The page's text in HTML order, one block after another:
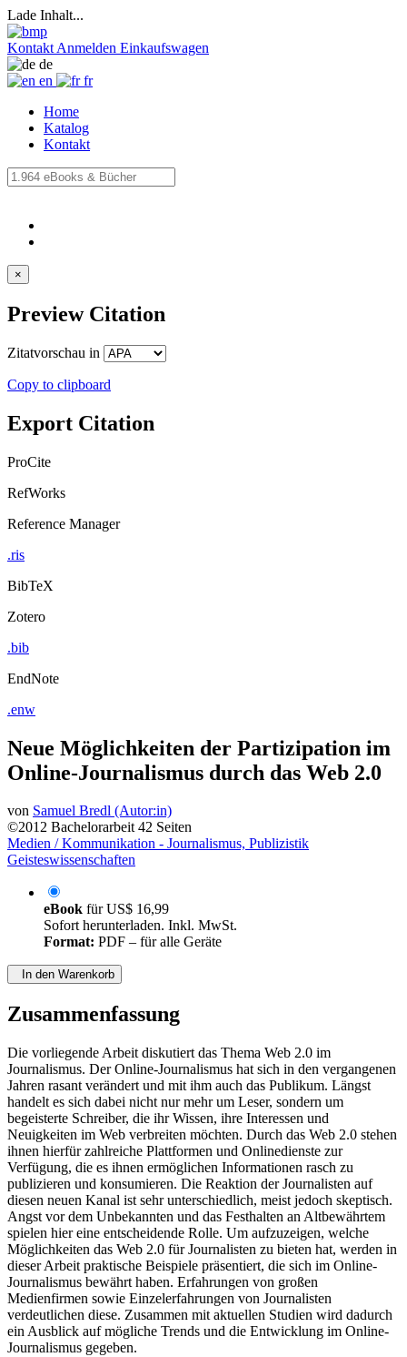
Lade Inhalt...
Kontakt Anmelden Einkaufswagen
de
en
fr
Home
Katalog
Kontakt
×
Preview Citation
Zitatvorschau in
Copy to clipboard
Export Citation
ProCite
RefWorks
Reference Manager
.ris
BibTeX
Zotero
.bib
EndNote
.enw
Neue Möglichkeiten der Partizipation im
Online-Journalismus durch das Web 2.0
von Samuel Bredl (Autor:in)
©2012 Bachelorarbeit 42 Seiten
Medien / Kommunikation - Journalismus, Publizistik
Geisteswissenschaften
eBook fürUS$ 16,99
Sofort herunterladen. Inkl. MwSt.
Format: PDF – für alle Geräte
In den Warenkorb
Zusammenfassung
Die vorliegende Arbeit diskutiert das Thema Web 2.0 im
Journalismus. Der Online-Journalismus hat sich in den vergangenen
Jahren rasant verändert und mit ihm auch das Publikum. Längst
handelt es sich dabei nicht nur mehr um Leser, sondern um
begeisterte Schreiber, die ihr Wissen, ihre Interessen und
Neuigkeiten im Web verbreiten möchten. Durch das Web 2.0 stehen
ihnen hierfür zahlreiche Plattformen und Onlinedienste zur
Verfügung, die es ihnen ermöglichen Informationen rasch zu
publizieren und konsumieren. Die Reaktion der Journalisten auf
diesen neuen Kanal ist sehr unterschiedlich, meist jedoch skeptisch.
Angst vor dem Unbekannten und das Festhalten an Altbewährtem
spielen hier eine entscheidende Rolle. Um aufzuzeigen, welche
Möglichkeiten das Web 2.0 für Journalisten zu bieten hat, werden in
dieser Arbeit praktische Beispiele präsentiert, die sich im Online-
Journalismus bewährt haben. Erfahrungen von großen
Medienfirmen sowie Einzelerfahrungen von Journalisten
verdeutlichen diese. Zusammen mit aktuellen Studien wird dadurch
ein Ausblick auf mögliche Trends und die Entwicklung im Online-
Journalismus gegeben.